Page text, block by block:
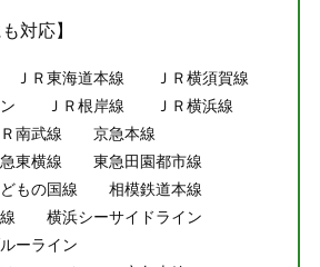
対応】
ＪＲ東海道本線
ＪＲ横須賀線
ＪＲ根岸線
ＪＲ横浜線
Ｒ南武線
京急本線
東横線
東急田園都市線
もの国線
相模鉄道本線
横浜シーサイドライン
ーライン